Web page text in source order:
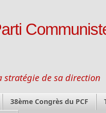
stratégie de sa direction
38ème Congrès du PCF